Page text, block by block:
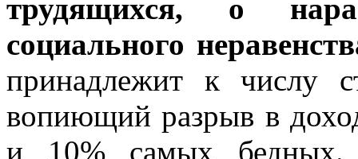
трудящихся, о
социального
принадлежит к числу
вопиющий разрыв в
и 10% самых бедных.